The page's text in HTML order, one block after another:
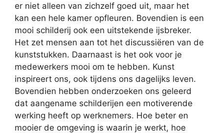
er niet alleen van zichzelf goed uit, maar het
kan een hele kamer opfleuren. Bovendien is een
mooi schilderij ook een uitstekende ijsbreker.
Het zet mensen aan tot het discussiëren van de
kunststukken. Daarnaast is het ook voor je
medewerkers mooi om te hebben. Kunst
inspireert ons, ook tijdens ons dagelijks leven.
Bovendien hebben onderzoeken ons geleerd
dat aangename schilderijen een motiverende
werking heeft op werknemers. Hoe beter en
mooier de omgeving is waarin je werkt, hoe